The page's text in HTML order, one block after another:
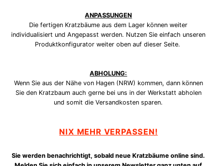
ANPASSUNGEN
Die fertigen Kratzbäume aus dem Lager können weiter
individualisiert und Angepasst werden. Nutzen Sie einfach unseren
Produktkonfigurator weiter oben auf dieser Seite.
ABHOLUNG:
Wenn Sie aus der Nähe von Hagen (NRW) kommen, dann können
Sie den Kratzbaum auch gerne bei uns in der Werkstatt abholen
und somit die Versandkosten sparen.
NIX MEHR VERPASSEN!
Sie werden benachrichtigt, sobald neue Kratzbäume online sind.